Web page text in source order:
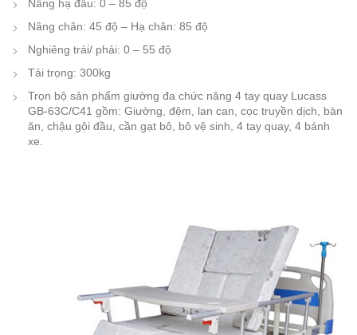
Nâng hạ đầu: 0 – 85 độ
Nâng chân: 45 độ – Hạ chân: 85 độ
Nghiêng trái/ phải: 0 – 55 độ
Tải trọng: 300kg
Trọn bộ sản phẩm giường đa chức năng 4 tay quay Lucass
GB-63C/C41 gồm: Giường, đệm, lan can, cọc truyền dịch, bàn
ăn, chậu gội đầu, cần gạt bô, bô vệ sinh, 4 tay quay, 4 bánh
xe.